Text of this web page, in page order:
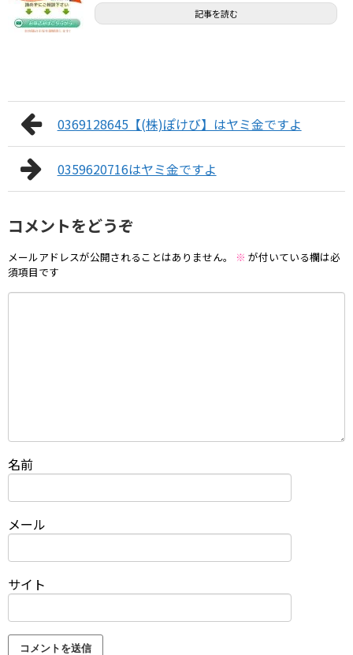
記事を読む
0369128645【(株)ぽけび】はヤミ金ですよ
0359620716はヤミ金ですよ
コメントをどうぞ
メールアドレスが公開されることはありません。 ※ が付いている欄は必
須項目です
名前
メール
サイト